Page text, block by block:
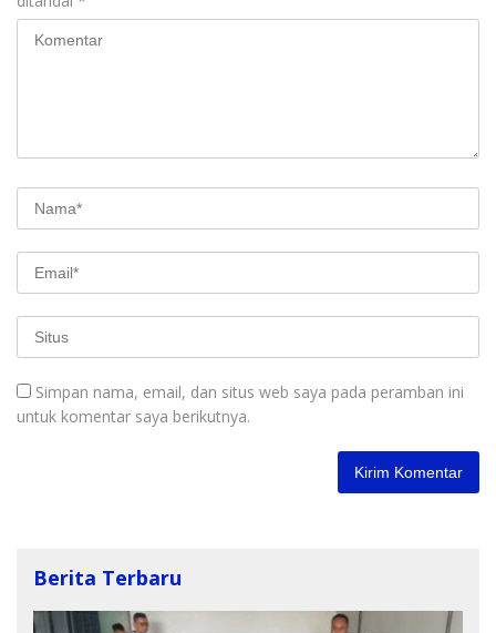
Simpan nama, email, dan situs web saya pada peramban ini
untuk komentar saya berikutnya.
Berita Terbaru